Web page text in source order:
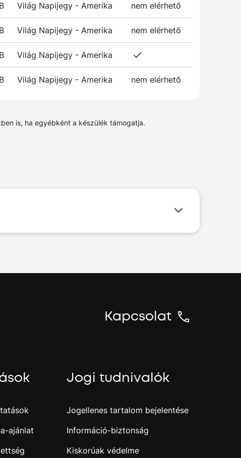
Világ Napijegy - Amerika nem elérhető
Világ Napijegy - Amerika nem elérhető
Világ Napijegy - Amerika
Világ Napijegy - Amerika nem elérhető
is, ha egyébként a készülék támogatja.
Kapcsolat
ajánlat
Jogi tudnivalók
Jogellenes tartalom bejelentése
Információ-biztonság
Kiskorúak védelme